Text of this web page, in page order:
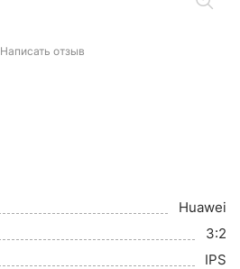
Написать отзыв
Huawei
3:2
IPS